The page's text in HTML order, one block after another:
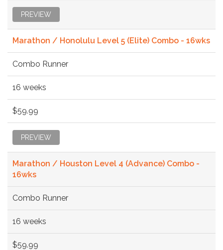
PREVIEW
Marathon / Honolulu Level 5 (Elite) Combo - 16wks
Combo Runner
16 weeks
$59.99
PREVIEW
Marathon / Houston Level 4 (Advance) Combo -
16wks
Combo Runner
16 weeks
$59.99